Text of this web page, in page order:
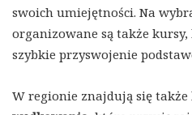
swoich umiejętności. Na
organizowane są także
szybkie przyswojenie
W regionie znajdują się także